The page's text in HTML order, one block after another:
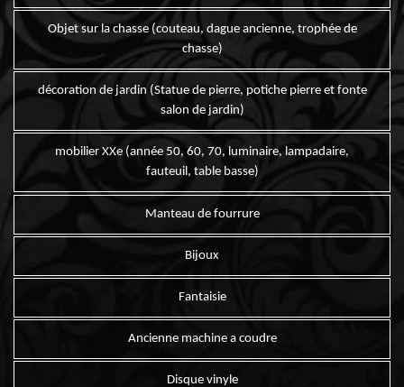
Objet sur la chasse (couteau, dague ancienne, trophée de
chasse)
décoration de jardin (Statue de pierre, potiche pierre et fonte
salon de jardin)
mobilier XXe (année 50, 60, 70, luminaire, lampadaire,
fauteuil, table basse)
Manteau de fourrure
Bijoux
Fantaisie
Ancienne machine a coudre
Disque vinyle